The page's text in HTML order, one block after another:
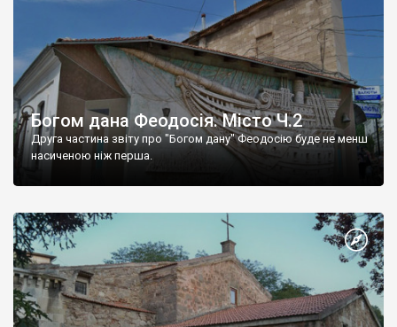
Богом дана Феодосія. Місто Ч.2
Друга частина звіту про "Богом дану" Феодосію буде не менш
насиченою ніж перша.